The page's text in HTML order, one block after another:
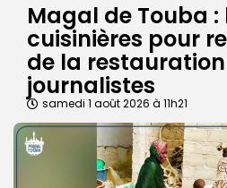
Magal de Touba :
cuisinières pour
de la
journalistes
samedi 1 août 2026 à 11h21